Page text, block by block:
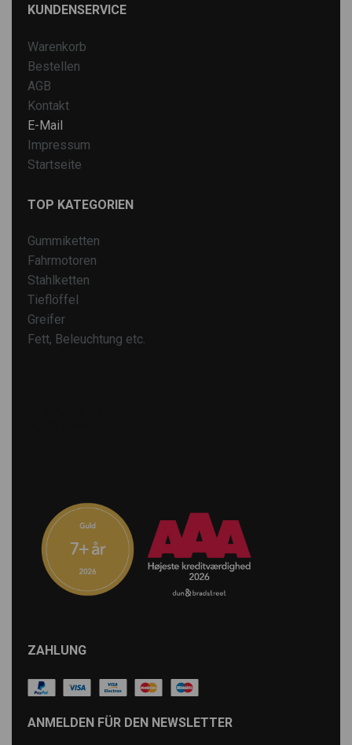
KUNDENSERVICE
Warenkorb
Bestellen
AGB
Kontakt
E-Mail
Impressum
Startseite
TOP KATEGORIEN
Gummiketten
Fahrmotoren
Stahlketten
Tieflöffel
Greifer
Fett, Beleuchtung etc.
ZAHLUNG
ANMELDEN FÜR DEN NEWSLETTER